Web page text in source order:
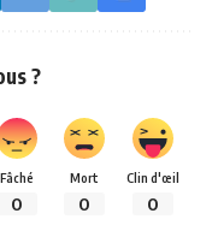
?
Fâché
0
Mort
0
Clin d'œil
0